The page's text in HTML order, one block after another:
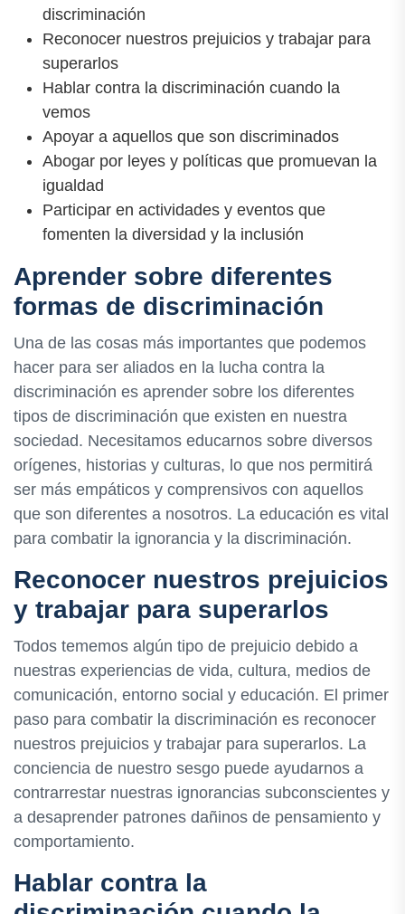
discriminación
Reconocer nuestros prejuicios y trabajar para
superarlos
Hablar contra la discriminación cuando la
vemos
Apoyar a aquellos que son discriminados
Abogar por leyes y políticas que promuevan la
igualdad
Participar en actividades y eventos que
fomenten la diversidad y la inclusión
Aprender sobre diferentes
formas de discriminación
Una de las cosas más importantes que podemos
hacer para ser aliados en la lucha contra la
discriminación es aprender sobre los diferentes
tipos de discriminación que existen en nuestra
sociedad. Necesitamos educarnos sobre diversos
orígenes, historias y culturas, lo que nos permitirá
ser más empáticos y comprensivos con aquellos
que son diferentes a nosotros. La educación es vital
para combatir la ignorancia y la discriminación.
Reconocer nuestros prejuicios
y trabajar para superarlos
Todos tememos algún tipo de prejuicio debido a
nuestras experiencias de vida, cultura, medios de
comunicación, entorno social y educación. El primer
paso para combatir la discriminación es reconocer
nuestros prejuicios y trabajar para superarlos. La
conciencia de nuestro sesgo puede ayudarnos a
contrarrestar nuestras ignorancias subconscientes y
a desaprender patrones dañinos de pensamiento y
comportamiento.
Hablar contra la